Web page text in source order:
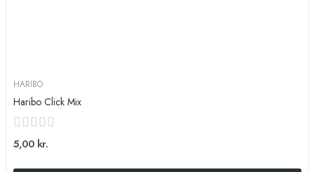
HARIBO
Haribo Click Mix
5,00 kr.